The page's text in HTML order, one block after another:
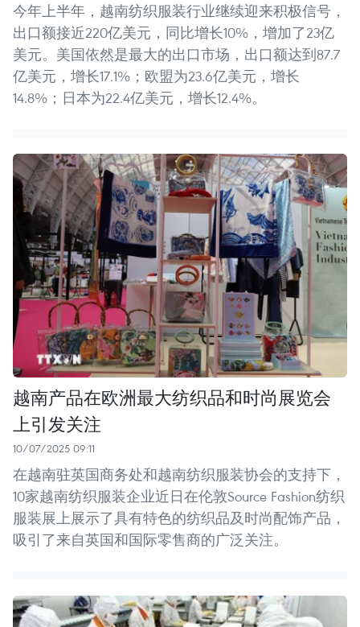
今年上半年，越南纺织服装行业继续迎来积极信号，
出口额接近220亿美元，同比增长10%，增加了23亿
美元。美国依然是最大的出口市场，出口额达到87.7
亿美元，增长17.1%；欧盟为23.6亿美元，增长
14.8%；日本为22.4亿美元，增长12.4%。
越南产品在欧洲最大纺织品和时尚展览会
上引发关注
10/07/2025 09:11
在越南驻英国商务处和越南纺织服装协会的支持下，
10家越南纺织服装企业近日在伦敦Source Fashion纺织
服装展上展示了具有特色的纺织品及时尚配饰产品，
吸引了来自英国和国际零售商的广泛关注。